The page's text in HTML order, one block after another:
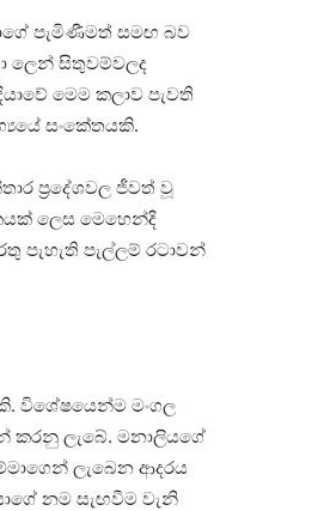
පැමි­ණී­මත් සමඟ බව
ලෙන් සිතු­ව­ම්ව­ලද
මෙම කලාව පැවති
සංකේ­ත­යකි.
ප්‍රදේ­ශ­වල ජීවත් වූ
ලෙස මෙහෙන්දි
පැහැති පැල්ලම් රටා­වන්
විශේ­ෂ­යෙන්ම මංගල
කරනු ලැබේ. මනා­ලි­යගේ
ලැබෙන ආද­රය
නම සැඟ­වීම වැනි